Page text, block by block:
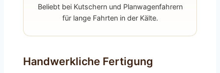
Beliebt bei Kutschern und Planwagenfahrern
für lange Fahrten in der Kälte.
Handwerkliche Fertigung